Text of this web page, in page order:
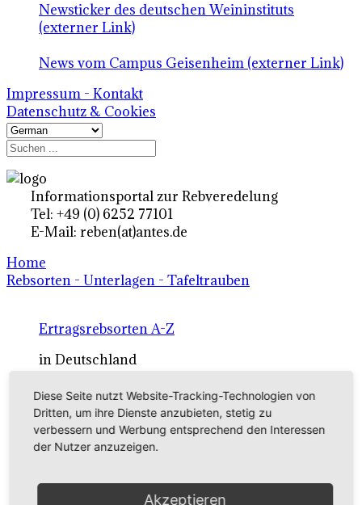
Newsticker des deutschen Weininstituts
(externer Link)
News vom Campus Geisenheim (externer Link)
Impressum - Kontakt
Datenschutz & Cookies
Informationsportal zur Rebveredelung
Tel: +49 (0) 6252 77101
E-Mail: reben(at)antes.de
Home
Rebsorten - Unterlagen - Tafeltrauben
Ertragsrebsorten A-Z
in Deutschland
Rebsorten international
externe Links
Tafeltraubensorten
Diese Seite nutzt Website-Tracking-Technologien von
Dritten, um ihre Dienste anzubieten, stetig zu
verbessern und Werbung entsprechend den Interessen
der Nutzer anzuzeigen.
Akzeptieren